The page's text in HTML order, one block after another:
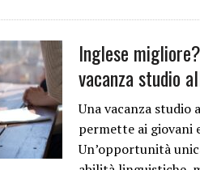
Inglese
vacanza studio
Una vacanza studio
permette ai giovani
Un’opportunità